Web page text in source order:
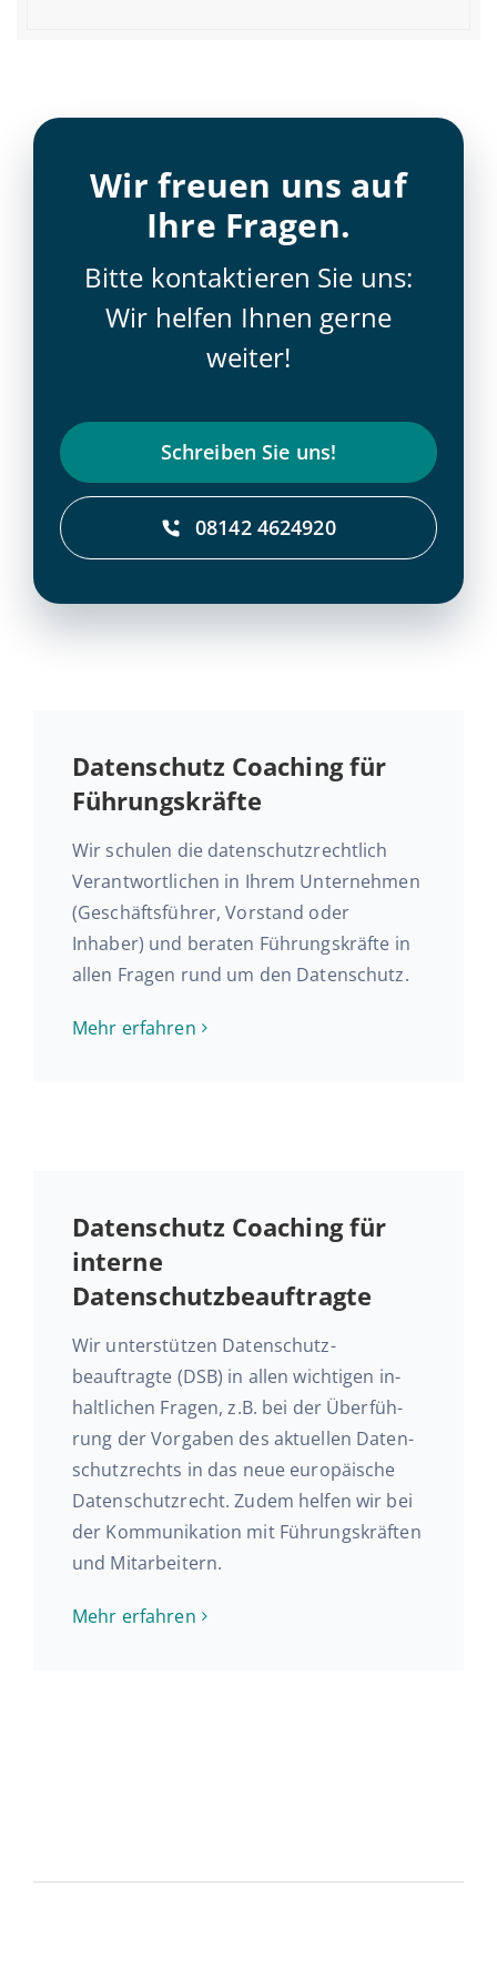
Wir freuen uns auf
Ihre Fragen.
Bitte kontaktieren Sie uns:
Wir helfen Ihnen gerne
weiter!
Schrei­ben Sie uns!
08142 4624920
Daten­schutz Coaching für
Führungskräfte
Wir schulen die da­ten­schutz­recht­lich
Ver­ant­wort­li­chen in Ihrem Un­ter­neh­men
(Ge­schäfts­füh­rer, Vor­stand oder
Inhaber) und beraten Füh­rungs­kräf­te in
allen Fragen rund um den Datenschutz.
Mehr er­fah­ren
Daten­schutz Coaching für
interne
Datenschutzbeauftragte
Wir un­ter­stüt­zen Datenschutz­
beauftragte (DSB) in allen wich­ti­gen in­
halt­li­chen Fragen, z.B. bei der Über­füh­
rung der Vor­ga­ben des ak­tu­el­len Da­ten­
schutz­rechts in das neue eu­ro­päi­sche
Da­ten­schutz­recht. Zudem helfen wir bei
der Kom­mu­ni­ka­ti­on mit Füh­rungs­kräf­ten
und Mitarbeitern.
Mehr er­fah­ren